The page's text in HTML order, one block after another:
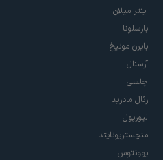
اینتر میلان
بارسلونا
بایرن مونیخ
آرسنال
چلسی
رئال مادرید
لیورپول
منچستریونایتد
یوونتوس